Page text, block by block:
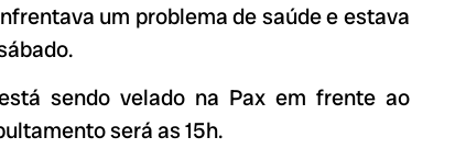
um problema de saúde e estava
sendo velado na Pax em frente ao
será as 15h.